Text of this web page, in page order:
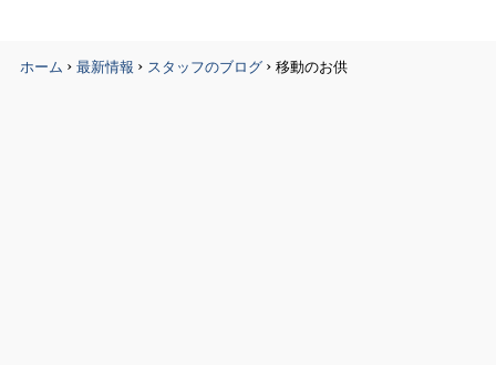
ホーム › 最新情報 › スタッフのブログ › 移動のお供